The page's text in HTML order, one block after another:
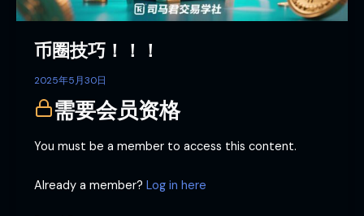
币圈技巧！！！
2025年5月30日
需要会员资格
You must be a member to access this content.
Already a member? Log in here